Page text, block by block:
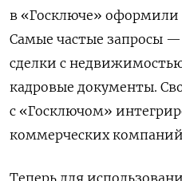
в «Госключе» оформили
Самые частые запросы —
сделки с
кадровые документы.
с «Госключом»
коммерческих
Теперь для